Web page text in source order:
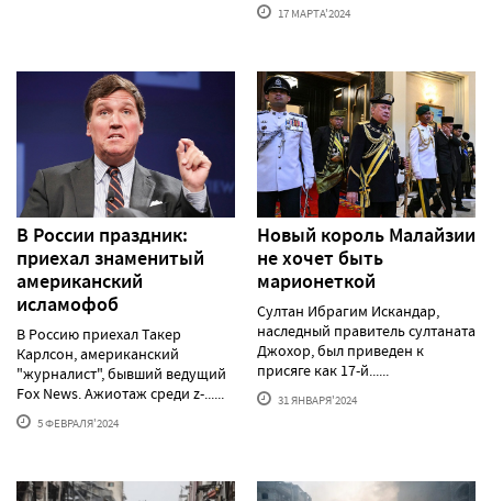
17 МАРТА'2024
В России праздник:
приехал знаменитый
американский
исламофоб
В Россию приехал Такер
Карлсон, американский
"журналист", бывший ведущий
Fox News. Ажиотаж среди z-......
5 ФЕВРАЛЯ'2024
Новый король Малайзии
не хочет быть
марионеткой
Султан Ибрагим Искандар,
наследный правитель султаната
Джохор, был приведен к
присяге как 17-й......
31 ЯНВАРЯ'2024